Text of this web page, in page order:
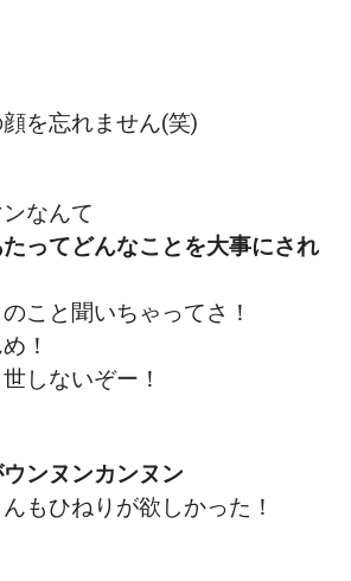
を忘れません(笑)
なんて
ってどんなことを大事にされ
こと聞いちゃってさ！
！
しないぞー！
ンヌンカンヌン
もひねりが欲しかった！